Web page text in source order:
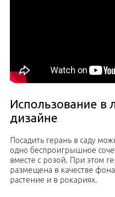
Использование
дизайне
Посадить герань в саду
одно беспроигрышное
вместе с розой. При этом
размещена в качестве
растение и в рокариях.